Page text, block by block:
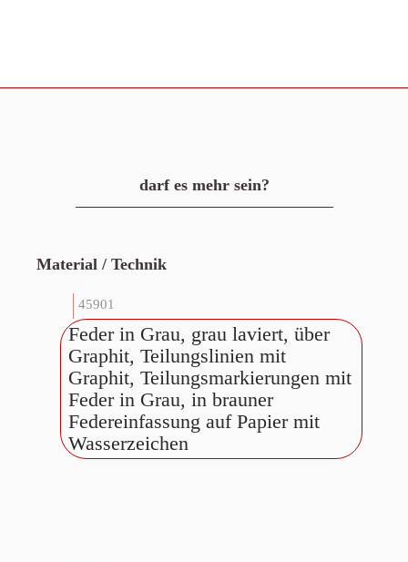
darf es mehr sein?
Material / Technik
45901
Feder in Grau, grau laviert, über
Graphit, Teilungslinien mit
Graphit, Teilungsmarkierungen mit
Feder in Grau, in brauner
Federeinfassung auf Papier mit
Wasserzeichen